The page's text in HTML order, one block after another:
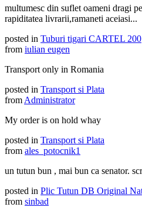
multumesc din suflet oameni dragi
rapiditatea livrarii,ramaneti aceiasi...
posted in Tuburi tigari CARTEL 200
from iulian eugen
Transport only in Romania
posted in Transport si Plata
from Administrator
My order is on hold whay
posted in Transport si Plata
from ales_potocnik1
un tutun bun , mai bun ca senator.
posted in Plic Tutun DB Original
from sinbad